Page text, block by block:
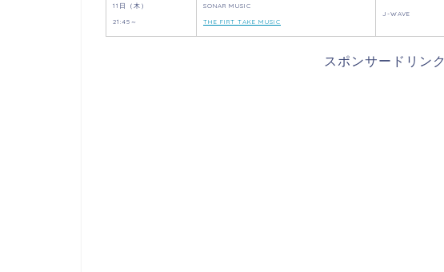
11日（木）
21:45～
SONAR MUSIC
THE FIRT TAKE MUSIC
J-WAVE
スポンサードリンク